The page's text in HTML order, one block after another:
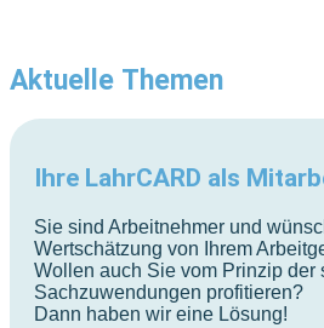
Aktuelle Themen
Ihre LahrCARD als
Sie sind Arbeitnehmer und
Wertschätzung von Ihrem
Wollen auch Sie vom Prinzip der
Sachzuwendungen profitieren?
Dann haben wir eine Lösung!